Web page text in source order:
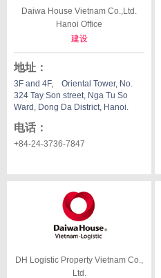
Daiwa House Vietnam Co.,Ltd.
Hanoi Office
建设
地址 ：
3F and 4F, Oriental Tower, No.
324 Tay Son street, Nga Tu So
Ward, Dong Da District, Hanoi.
电话 ：
+84-24-3736-7847
DH Logistic Property Vietnam Co.,
Ltd.